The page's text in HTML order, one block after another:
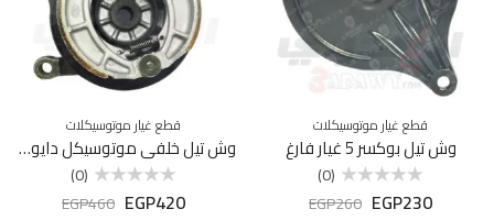
قطع غيار موتوسيكلات
وش تيل بوكسر 5 غيار فارغ
التقييم
(0)
EGP230
EGP260
قطع غيار موتوسيكلات
وش تيل خلفي موتوسيكل دايون 26 توكيل
التقييم
(0)
EGP420
EGP460